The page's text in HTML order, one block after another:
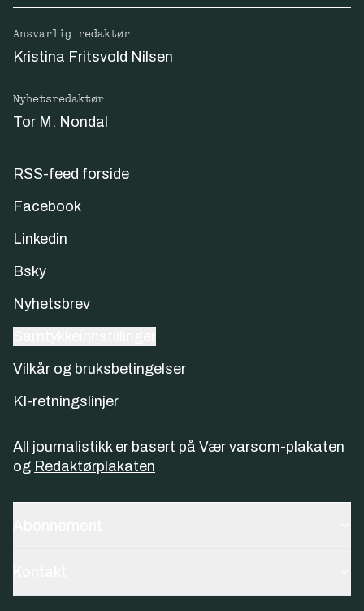
Ansvarlig redaktør
Kristina Fritsvold Nilsen
Nyhetsredaktør
Tor M. Nondal
RSS-feed forside
Facebook
Linkedin
Bsky
Nyhetsbrev
Vilkår og bruksbetingelser
KI-retningslinjer
All journalistikk er basert på Vær varsom-plakaten
og Redaktørplakaten